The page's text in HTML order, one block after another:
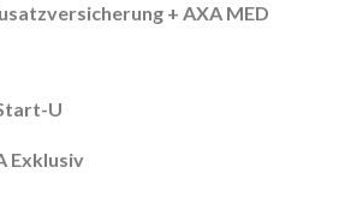
+ AXA MED
U
Exklusiv